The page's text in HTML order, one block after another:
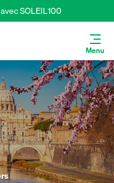
SOLEIL100
Menu